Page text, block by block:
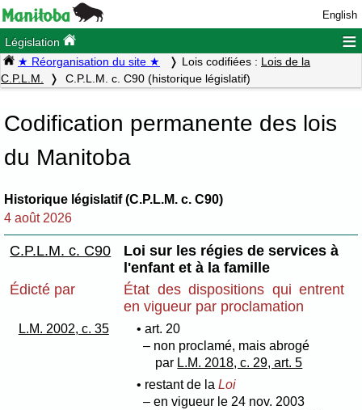
English
Législation ≡
★ Réorganisation du site ★ Lois codifiées : Lois de la
C.P.L.M.
C.P.L.M. c. C90 (historique législatif)
Codification permanente des lois
du Manitoba
Historique législatif (C.P.L.M. c. C90)
4 août 2026
C.P.L.M. c. C90
Loi sur les régies de services à
l'enfant et à la famille
Édicté par
État des dispositions qui entrent
en vigueur par proclamation
L.M. 2002, c. 35
• art. 20
– non proclamé, mais abrogé
par L.M. 2018, c. 29, art. 5
• restant de la Loi
– en vigueur le 24 nov. 2003